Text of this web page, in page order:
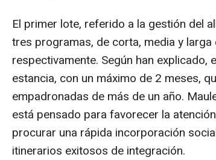
El primer lote, referido a la gestión del
tres programas, de corta, media y
respectivamente. Según han
estancia, con un máximo de 2 meses,
empadronadas de más de un año.
está pensado para favorecer la
procurar una rápida incorporación
itinerarios exitosos de integración.